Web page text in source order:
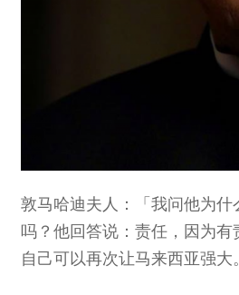
敦马哈迪夫人：「我问他为
吗？他回答说：责任，因为
自己可以再次让马来西亚强大